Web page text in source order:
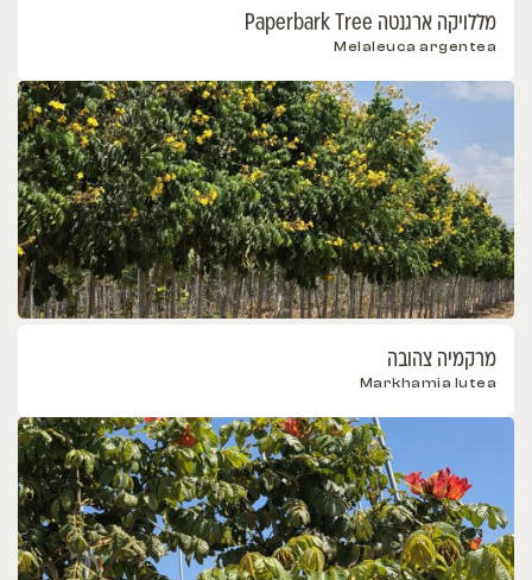
מללויקה ארגנטה Paperbark Tree
Melaleuca argentea
מרקמיה צהובה
Markhamia lutea